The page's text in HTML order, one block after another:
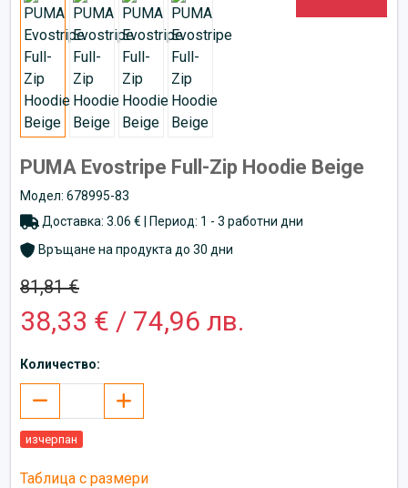
PUMA Evostripe Full-Zip Hoodie Beige
Модел: 678995-83
Доставка: 3.06 € | Период: 1 - 3 работни дни
Връщане на продукта до 30 дни
81,81 €
38,33 € / 74,96 лв.
Количество:
изчерпан
Таблица с размери